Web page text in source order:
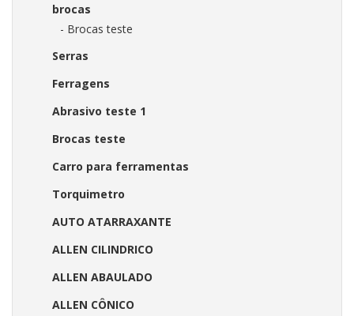
brocas
- Brocas teste
Serras
Ferragens
Abrasivo teste 1
Brocas teste
Carro para ferramentas
Torquimetro
AUTO ATARRAXANTE
ALLEN CILINDRICO
ALLEN ABAULADO
ALLEN CÔNICO